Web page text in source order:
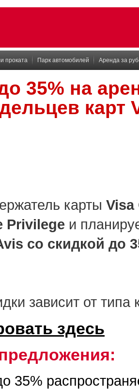
проката Парк автомобилей Аренда за
35% на
карт
карты Visa
Privilege и
со скидкой до
зависит от типа
здесь
35%